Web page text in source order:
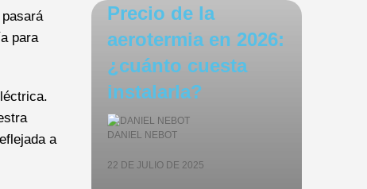
para
a
Precio de la
aerotermia en 2026:
¿cuánto cuesta
instalarla?
DANIEL NEBOT
22 DE JULIO DE 2025